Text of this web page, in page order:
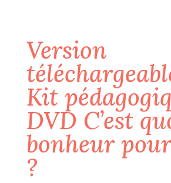
Version
Kit
DVD C’est
bonheur
?